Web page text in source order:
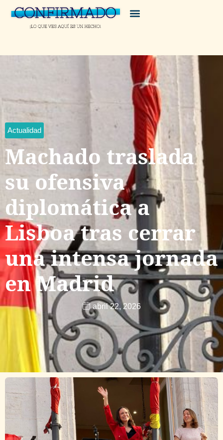
Actualidad
Machado traslada
su ofensiva
diplomática a
Lisboa tras cerrar
una intensa jornada
en Madrid
abril 22, 2026